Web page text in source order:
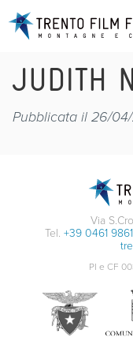
JUDITH
Pubblicata il 26/
Via
Tel. +39 0461
PI e CF